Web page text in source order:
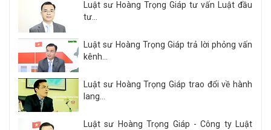
Luật sư Hoàng Trọng Giáp tư vấn Luật đầu
tư...
Luật sư Hoàng Trọng Giáp trả lời phỏng vấn
kênh...
Luật sư Hoàng Trọng Giáp trao đổi về hành
lang...
Luật sư Hoàng Trọng Giáp - Công ty Luật